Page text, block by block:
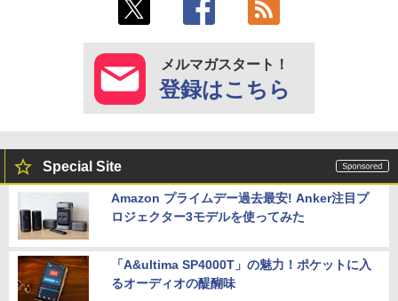
メルマガスタート！
登録はこちら
Special Site
Amazon プライムデー過去最安! Anker注目プ
ロジェクター3モデルを使ってみた
「A&ultima SP4000T」の魅力！ポケットに入
るオーディオの醍醐味